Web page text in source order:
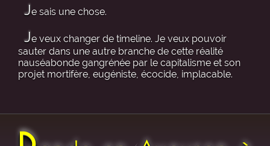
Je sais une chose.
Je veux changer de timeline. Je veux pouvoir
sauter dans une autre branche de cette réalité
nauséabonde gangrénée par le capitalisme et son
projet mortifère, eugéniste, écocide, implacable.